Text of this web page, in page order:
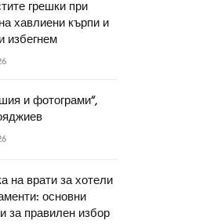
грешки при
хавлиени кърпи и
избегнем
и фотограми“,
на врати за хотели
основни
за правилен избор